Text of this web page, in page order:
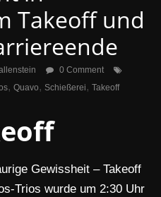
Takeoff und
0 Comment
, Quavo, Schießerei, Takeoff
Gewissheit – Takeoff
Trios wurde um 2:30 Uhr